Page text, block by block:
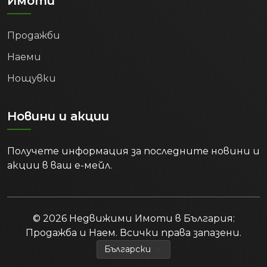
на доход от краткосрочно отдаване
през летния сезон. Целогодишният
стабилно търсене за дългосрочен наем.
демографски тенденции и
растящо търсене на
жилища:
Официалните статистически данни
привличат все повече нови жители. В
периода между 2022 г. и 2024 г.
населението в областта отбелязва
стабилен възходящ тренд, достигайки
437 521 души в края на 2024 г. Този
Продажби
Наеми
Нощувки
Новини и акции
Получете информация за последните новини и
акции в ваш е-мейл.
© 2026 Недвижими Имоти в България:
Продажба и Наем. Всички права запазени.